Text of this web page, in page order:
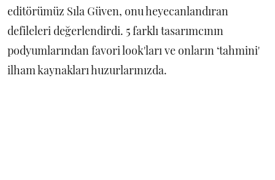
editörümüz Sıla Güven, onu heyecanlandıran
defileleri değerlendirdi. 5 farklı tasarımcının
podyumlarından favori look'ları ve onların ‘tahmini'
ilham kaynakları huzurlarınızda.